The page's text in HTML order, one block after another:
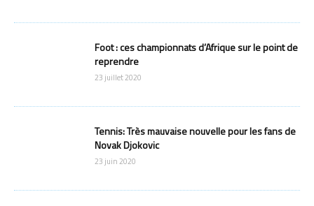
Foot : ces championnats d’Afrique sur le point de
reprendre
23 juillet 2020
Tennis: Très mauvaise nouvelle pour les fans de
Novak Djokovic
23 juin 2020